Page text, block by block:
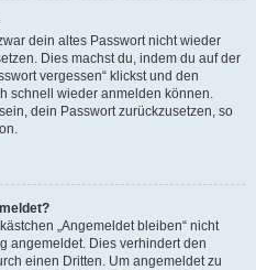
dein altes Passwort nicht wieder
Dies machst du, indem du auf der
vergessen“ klickst und den
schnell wieder anmelden können.
dein Passwort zurückzusetzen, so
„Angemeldet bleiben“ nicht
angemeldet. Dies verhindert den
einen Dritten. Um angemeldet zu